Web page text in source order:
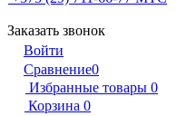
Заказать звонок
Войти
Сравнение0
Избранные товары 0
Корзина 0